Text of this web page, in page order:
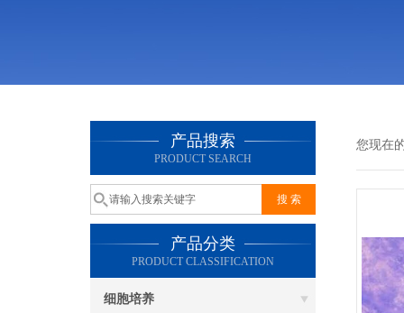
产品搜索
PRODUCT SEARCH
产品分类
PRODUCT CLASSIFICATION
细胞培养
您现在